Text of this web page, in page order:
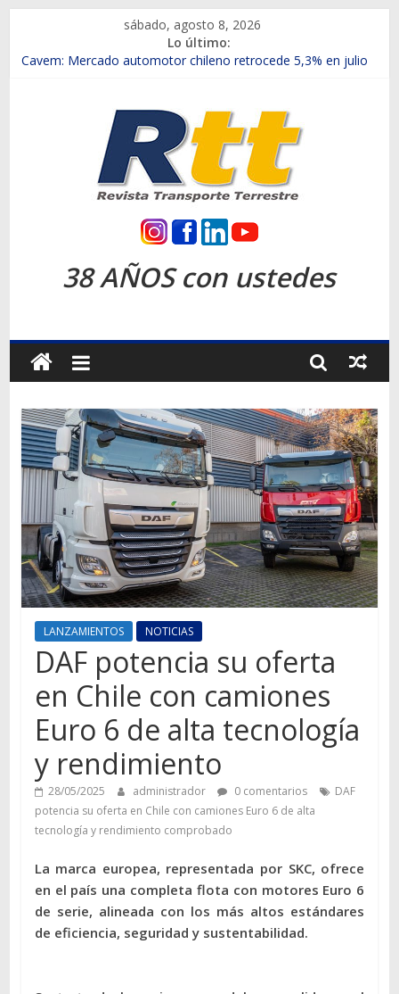
contenido
sábado, agosto 8, 2026
Lo último:
Chile es el primer mercado internacional en lanzar la nueva
Salfa suma vehículos electrificados de Chevrolet en el Biobío
Samex amplía su red con nuevas sucursales en Rancagua y
SINOTRUK Pick-ups presentó la recién estrenada Bolden en
la Expo Compras Públicas 2026
Revista
Transporte
Terrestre
Autos,
camiones,
motos,
información
del
mundo
del
transporte
38 AÑOS con ustedes
LANZAMIENTOS NOTICIAS
DAF potencia su oferta
en Chile con camiones
Euro 6 de alta tecnología
y rendimiento
28/05/2025 administrador 0 comentarios
DAF
potencia su oferta en Chile con camiones Euro 6 de alta
tecnología y rendimiento comprobado
La marca europea, representada por SKC, ofrece
en el país una completa flota con motores Euro 6
de serie, alineada con los más altos estándares
de eficiencia, seguridad y sustentabilidad.